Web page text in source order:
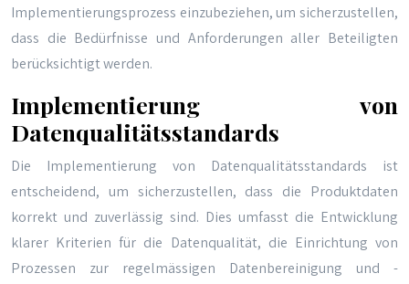
Implementierungsprozess einzubeziehen, um sicherzustellen,
dass die Bedürfnisse und Anforderungen aller Beteiligten
berücksichtigt werden.
Implementierung von
Datenqualitätsstandards
Die Implementierung von Datenqualitätsstandards ist
entscheidend, um sicherzustellen, dass die Produktdaten
korrekt und zuverlässig sind. Dies umfasst die Entwicklung
klarer Kriterien für die Datenqualität, die Einrichtung von
Prozessen zur regelmässigen Datenbereinigung und -